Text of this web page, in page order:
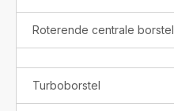
Roterende centrale borstel
Turboborstel